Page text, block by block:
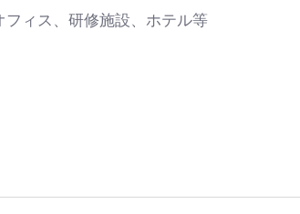
フィス、研修施設、ホテル等